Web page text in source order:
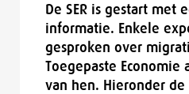
De SER is gestart
informatie. Enkele
gesproken over
Toegepaste Economie
van hen. Hieronder